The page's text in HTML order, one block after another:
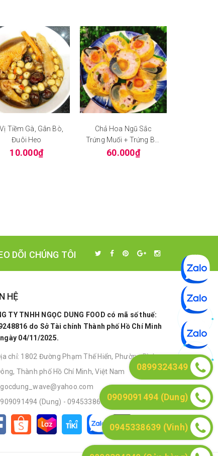
Tiềm Gà, Gân Bò,
Đuôi Heo
10.000₫
Chả Hoa Ngũ Sắc
Trứng Muối + Trứng Bắt
Thảo Đòn 500g
60.000₫
DÕI CHÚNG TÔI
HỆ
TY TNHH NGỌC DUNG FOOD có mã số thuế:
do Sở Tài chính Thành phố Hồ Chí Minh
04/11/2025.
chỉ: 1802 Đường Phạm Thế Hiển, Phường Bình
Thành phố Hồ Chí Minh, Việt Nam
(Dung) - 0945338639 (Vinh)
0945338639 (Vinh)
0909091494 (Dung)
0899324349